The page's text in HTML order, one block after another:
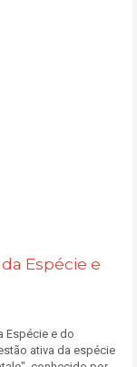
Espécie e
Espécie e do
ativa da espécie